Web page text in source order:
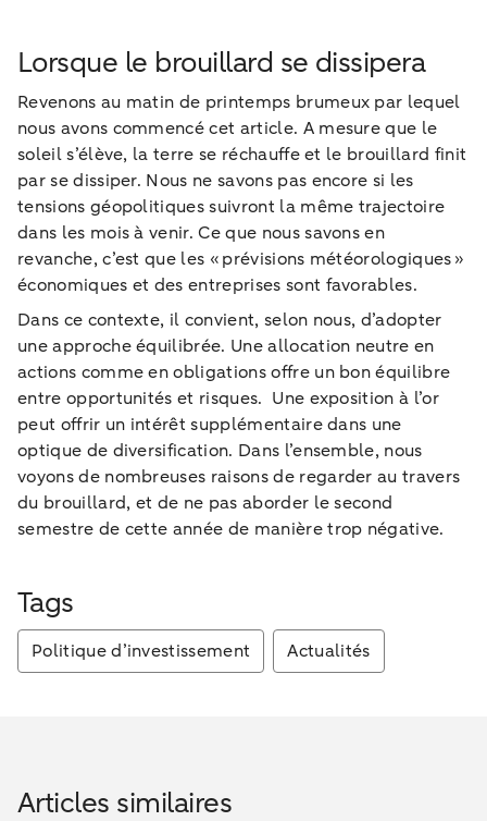
Lorsque le brouillard se dissipera
Revenons au matin de printemps brumeux par lequel
nous avons commencé cet article. A mesure que le
soleil s’élève, la terre se réchauffe et le brouillard finit
par se dissiper. Nous ne savons pas encore si les
tensions géopolitiques suivront la même trajectoire
dans les mois à venir. Ce que nous savons en
revanche, c’est que les « prévisions météorologiques »
économiques et des entreprises sont favorables.
Dans ce contexte, il convient, selon nous, d’adopter
une approche équilibrée. Une allocation neutre en
actions comme en obligations offre un bon équilibre
entre opportunités et risques. Une exposition à l’or
peut offrir un intérêt supplémentaire dans une
optique de diversification. Dans l’ensemble, nous
voyons de nombreuses raisons de regarder au travers
du brouillard, et de ne pas aborder le second
semestre de cette année de manière trop négative.
Tags
Politique d’investissement Actualités
Articles similaires